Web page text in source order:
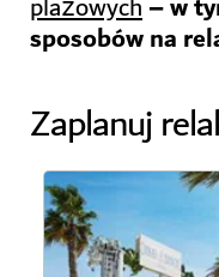
sposobów na
Zaplanuj